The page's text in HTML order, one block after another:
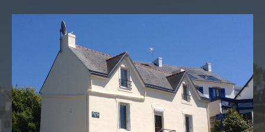
Type
Type de bien
Budget
Budget